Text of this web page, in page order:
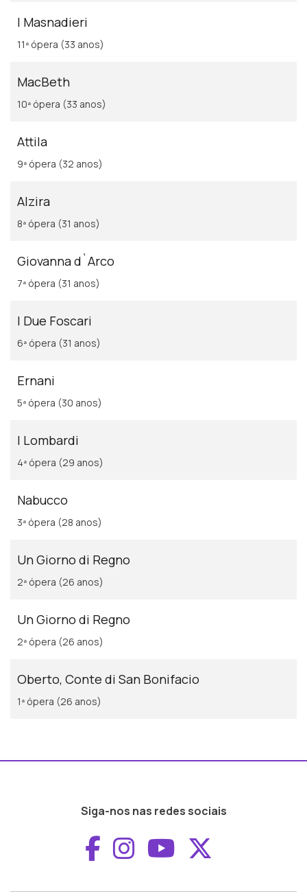
I Masnadieri
11ª ópera (33 anos)
MacBeth
10ª ópera (33 anos)
Attila
9ª ópera (32 anos)
Alzira
8ª ópera (31 anos)
Giovanna d`Arco
7ª ópera (31 anos)
I Due Foscari
6ª ópera (31 anos)
Ernani
5ª ópera (30 anos)
I Lombardi
4ª ópera (29 anos)
Nabucco
3ª ópera (28 anos)
Un Giorno di Regno
2ª ópera (26 anos)
Un Giorno di Regno
2ª ópera (26 anos)
Oberto, Conte di San Bonifacio
1ª ópera (26 anos)
Siga-nos nas redes sociais
Aceder ao
Aceder ao
Aceder ao